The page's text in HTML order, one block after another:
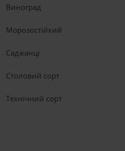
Виноград
Морозостійкий
Саджанці
Столовий сорт
Технічний сорт